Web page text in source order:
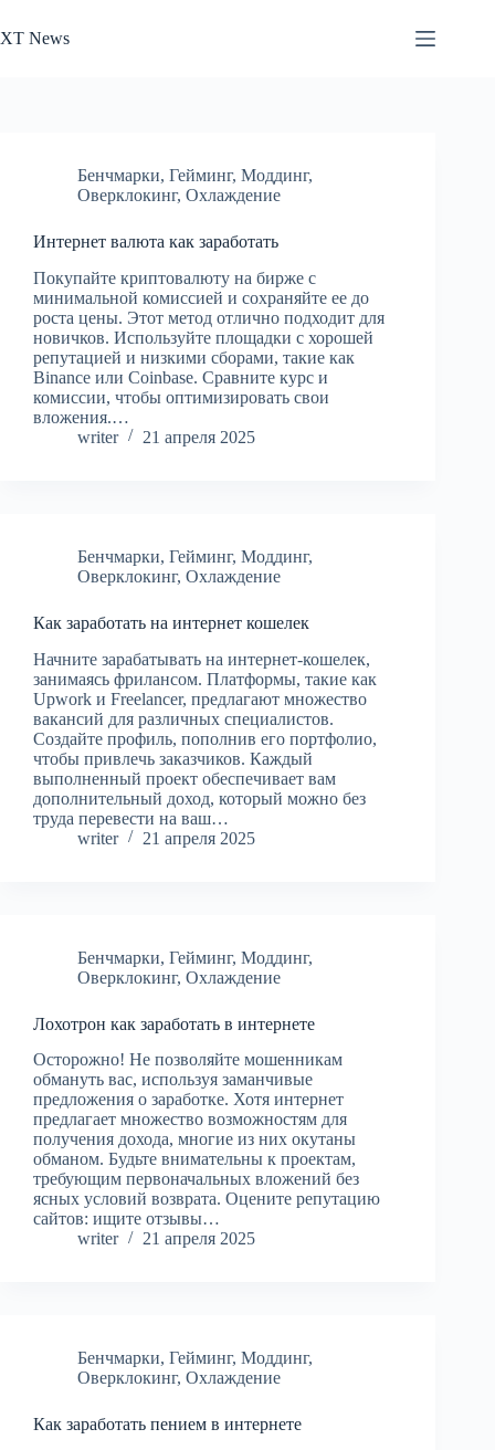
к
сути
XT News
Бенчмарки, Гейминг, Моддинг,
Оверклокинг, Охлаждение
Интернет валюта как заработать
Покупайте криптовалюту на бирже с
минимальной комиссией и сохраняйте ее до
роста цены. Этот метод отлично подходит для
новичков. Используйте площадки с хорошей
репутацией и низкими сборами, такие как
Binance или Coinbase. Сравните курс и
комиссии, чтобы оптимизировать свои
вложения.…
writer
21 апреля 2025
Бенчмарки, Гейминг, Моддинг,
Оверклокинг, Охлаждение
Как заработать на интернет кошелек
Начните зарабатывать на интернет-кошелек,
занимаясь фрилансом. Платформы, такие как
Upwork и Freelancer, предлагают множество
вакансий для различных специалистов.
Создайте профиль, пополнив его портфолио,
чтобы привлечь заказчиков. Каждый
выполненный проект обеспечивает вам
дополнительный доход, который можно без
труда перевести на ваш…
writer
21 апреля 2025
Бенчмарки, Гейминг, Моддинг,
Оверклокинг, Охлаждение
Лохотрон как заработать в интернете
Осторожно! Не позволяйте мошенникам
обмануть вас, используя заманчивые
предложения о заработке. Хотя интернет
предлагает множество возможностям для
получения дохода, многие из них окутаны
обманом. Будьте внимательны к проектам,
требующим первоначальных вложений без
ясных условий возврата. Оцените репутацию
сайтов: ищите отзывы…
writer
21 апреля 2025
Бенчмарки, Гейминг, Моддинг,
Оверклокинг, Охлаждение
Как заработать пением в интернете